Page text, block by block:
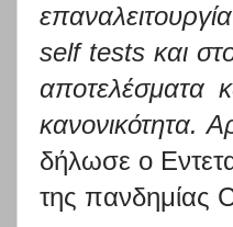
self tests και
αποτελέσματα
κανονικότητα.
δήλωσε ο
της πανδημίας